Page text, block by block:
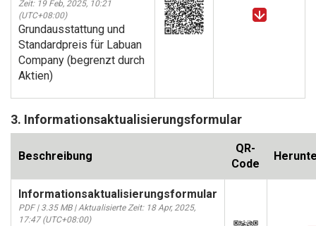
Zeit: 19 Feb, 2025, 10:21
(UTC+08:00)
Grundausstattung und
Standardpreis für Labuan
Company (begrenzt durch
Aktien)
3. Informationsaktualisierungsformular
Beschreibung
QR-
Code
Informationsaktualisierungsformular
PDF | 3.35 MB | Aktualisierte Zeit: 18 Apr, 2025,
17:47 (UTC+08:00)